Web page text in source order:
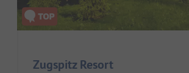
Zugspitz Resort